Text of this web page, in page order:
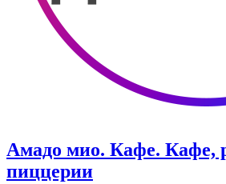
Амадо мио. Кафе. Кафе,
пиццерии